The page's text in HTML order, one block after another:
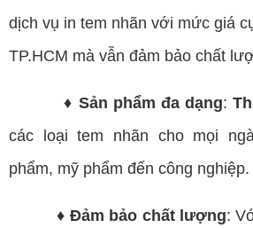
dịch vụ in tem nhãn với mức giá
TP.HCM mà vẫn đảm bảo chất
♦ Sản phẩm đa dạng:
các loại tem nhãn cho mọi
phẩm, mỹ phẩm đến công nghiệp.
♦ Đảm bảo chất lượng: